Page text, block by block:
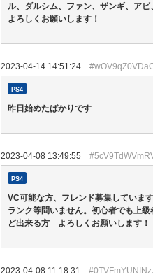
ル、ダルシム、ファン、ザンギ、ア
よろしくお願いします！
2023-04-14 14:51:24
PS4
昨日始めたばかりです
2023-04-08 13:49:55
PS4
VC可能な方、フレンド募集していま
ランク等問いません。初心者でも上
ど出来る方 よろしくお願いします！
2023-04-08 11:18:31